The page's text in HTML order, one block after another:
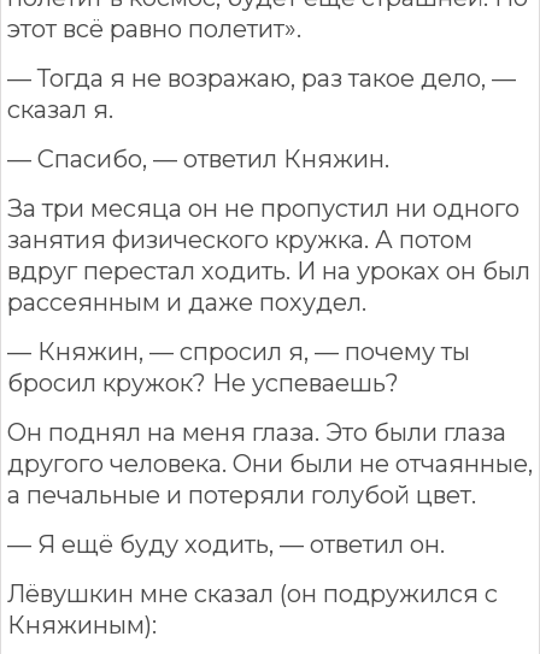
этот всё равно полетит».
— Тогда я не возражаю, раз такое дело, —
сказал я.
— Спасибо, — ответил Княжин.
За три месяца он не пропустил ни одного
занятия физического кружка. А потом
вдруг перестал ходить. И на уроках он был
рассеянным и даже похудел.
— Княжин, — спросил я, — почему ты
бросил кружок? Не успеваешь?
Он поднял на меня глаза. Это были глаза
другого человека. Они были не отчаянные,
а печальные и потеряли голубой цвет.
— Я ещё буду ходить, — ответил он.
Лёвушкин мне сказал (он подружился с
Княжиным):